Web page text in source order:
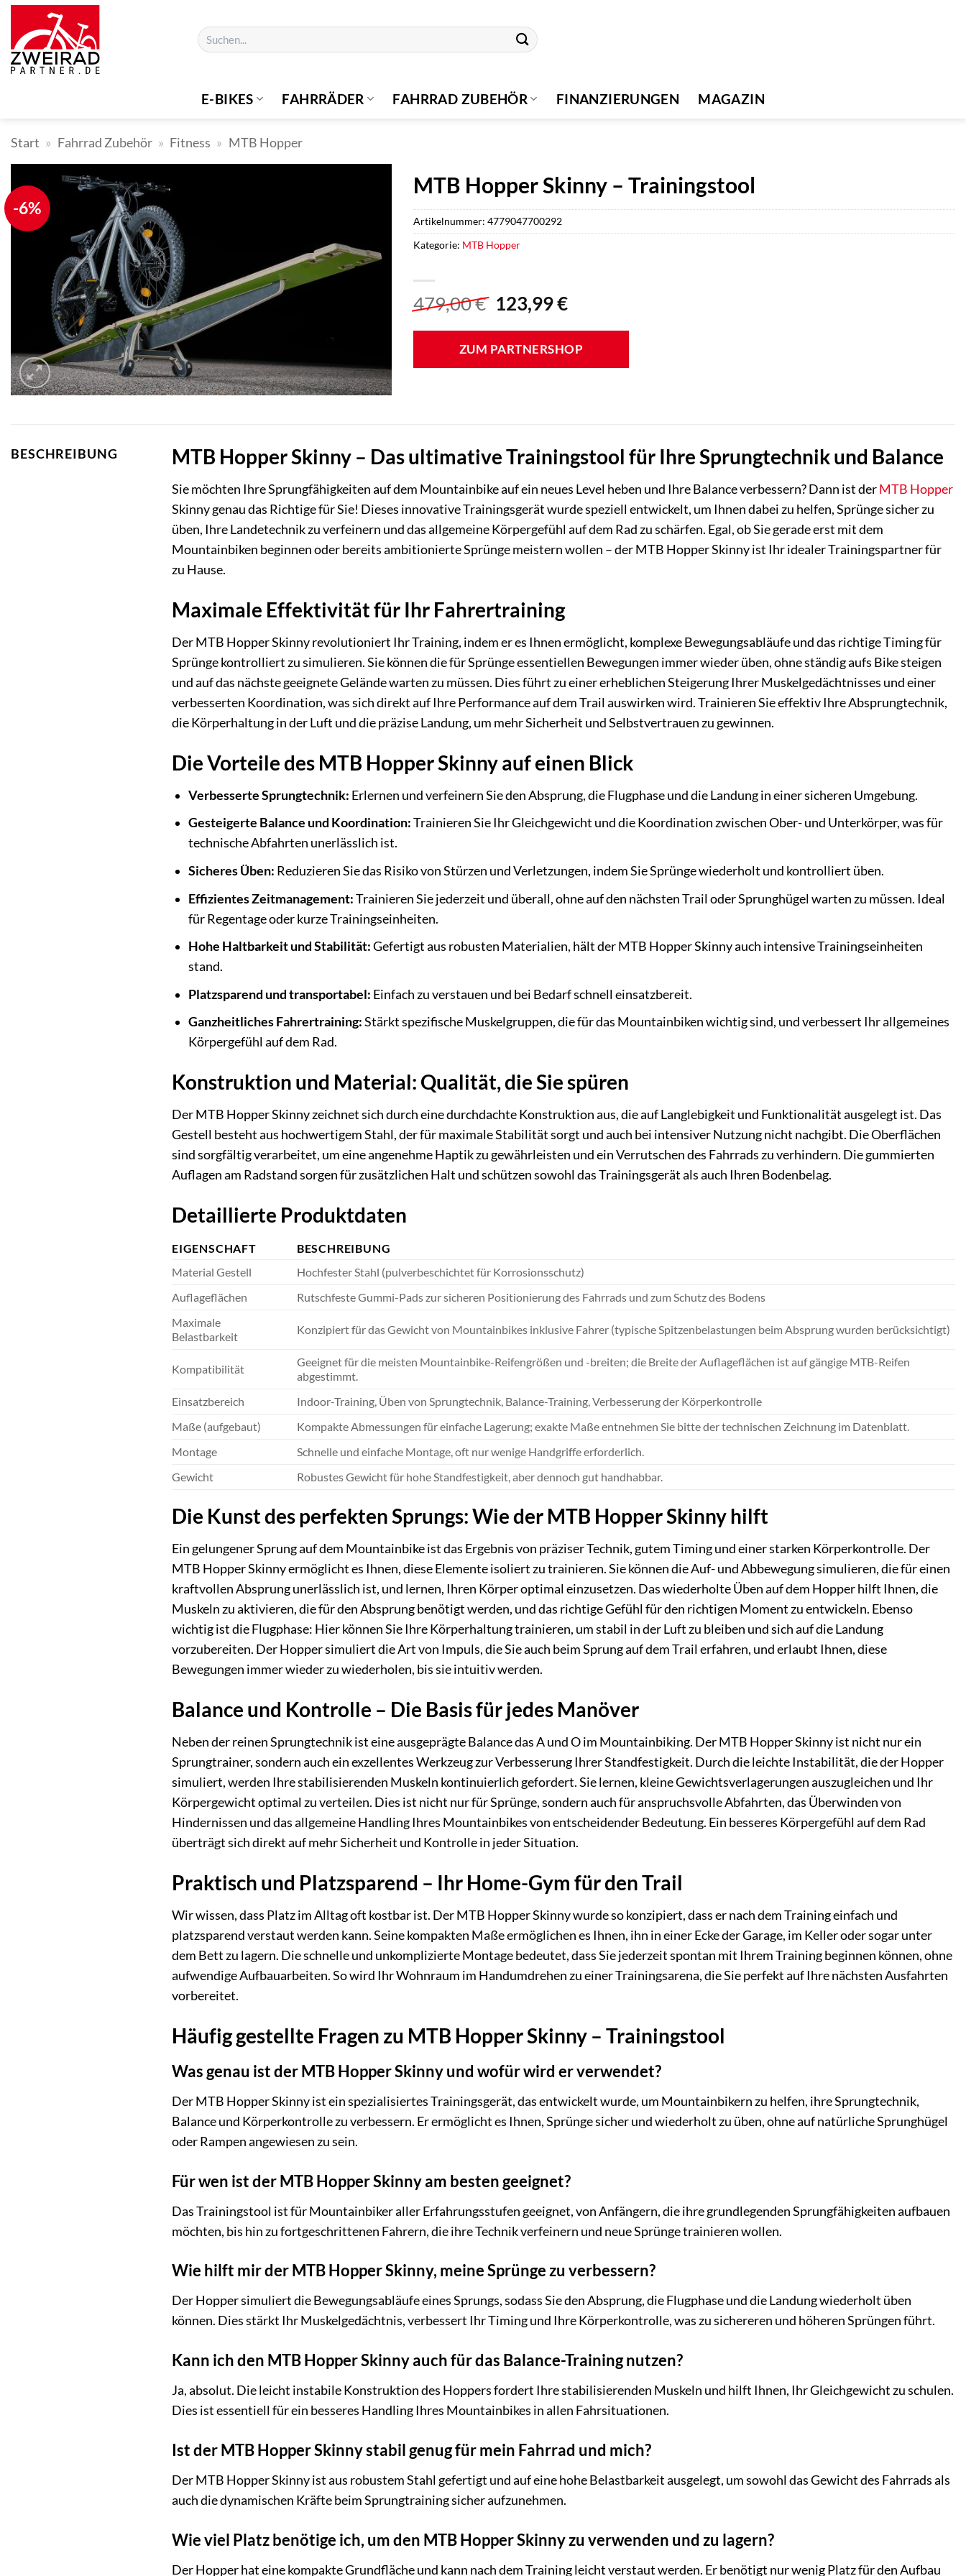
Zum
Inhalt
springen
Suchen
nach:
E-BIKES FAHRRÄDER FAHRRAD ZUBEHÖR FINANZIERUNGEN MAGAZIN
Start » Fahrrad Zubehör » Fitness » MTB Hopper
-6%
MTB Hopper Skinny – Trainingstool
479,00€ Ursprünglicher
war:
479,00 €
123,99€Aktueller
ist:
123,99 €.
ZUM PARTNERSHOP
Artikelnummer: 4779047700292
Kategorie: MTB Hopper
BESCHREIBUNG MTB Hopper Skinny – Das ultimative Trainingstool für Ihre Sprungtechnik und Balance
Sie möchten Ihre Sprungfähigkeiten auf dem Mountainbike auf ein neues Level heben und Ihre Balance verbessern? Dann ist derMTB Hopper
Skinny genau das Richtige für Sie! Dieses innovative Trainingsgerät wurde speziell entwickelt, um Ihnen dabei zu helfen, Sprünge sicher zu
üben, Ihre Landetechnik zu verfeinern und das allgemeine Körpergefühl auf dem Rad zu schärfen. Egal, ob Sie gerade erst mit dem
Mountainbiken beginnen oder bereits ambitionierte Sprünge meistern wollen – der MTB Hopper Skinny ist Ihr idealer Trainingspartner für
zu Hause.
Maximale Effektivität für Ihr Fahrertraining
Der MTB Hopper Skinny revolutioniert Ihr Training, indem er es Ihnen ermöglicht, komplexe Bewegungsabläufe und das richtige Timing für
Sprünge kontrolliert zu simulieren. Sie können die für Sprünge essentiellen Bewegungen immer wieder üben, ohne ständig aufs Bike steigen
und auf das nächste geeignete Gelände warten zu müssen. Dies führt zu einer erheblichen Steigerung Ihrer Muskelgedächtnisses und einer
verbesserten Koordination, was sich direkt auf Ihre Performance auf dem Trail auswirken wird. Trainieren Sie effektiv Ihre Absprungtechnik,
die Körperhaltung in der Luft und die präzise Landung, um mehr Sicherheit und Selbstvertrauen zu gewinnen.
Die Vorteile des MTB Hopper Skinny auf einen Blick
Verbesserte Sprungtechnik: Erlernen und verfeinern Sie den Absprung, die Flugphase und die Landung in einer sicheren Umgebung.
Gesteigerte Balance und Koordination:Trainieren Sie Ihr Gleichgewicht und die Koordination zwischen Ober- und Unterkörper, was für
technische Abfahrten unerlässlich ist.
Sicheres Üben: Reduzieren Sie das Risiko von Stürzen und Verletzungen, indem Sie Sprünge wiederholt und kontrolliert üben.
Effizientes Zeitmanagement:Trainieren Sie jederzeit und überall, ohne auf den nächsten Trail oder Sprunghügel warten zu müssen. Ideal
für Regentage oder kurze Trainingseinheiten.
Hohe Haltbarkeit und Stabilität:Gefertigt aus robusten Materialien, hält der MTB Hopper Skinny auch intensive Trainingseinheiten
stand.
Platzsparend und transportabel: Einfach zu verstauen und bei Bedarf schnell einsatzbereit.
Ganzheitliches Fahrertraining:Stärkt spezifische Muskelgruppen, die für das Mountainbiken wichtig sind, und verbessert Ihr allgemeines
Körpergefühl auf dem Rad.
Konstruktion und Material: Qualität, die Sie spüren
Der MTB Hopper Skinny zeichnet sich durch eine durchdachte Konstruktion aus, die auf Langlebigkeit und Funktionalität ausgelegt ist. Das
Gestell besteht aus hochwertigem Stahl, der für maximale Stabilität sorgt und auch bei intensiver Nutzung nicht nachgibt. Die Oberflächen
sind sorgfältig verarbeitet, um eine angenehme Haptik zu gewährleisten und ein Verrutschen des Fahrrads zu verhindern. Die gummierten
Auflagen am Radstand sorgen für zusätzlichen Halt und schützen sowohl das Trainingsgerät als auch Ihren Bodenbelag.
Detaillierte Produktdaten
EIGENSCHAFT
BESCHREIBUNG
Material Gestell
Hochfester Stahl (pulverbeschichtet für Korrosionsschutz)
Auflageflächen
Rutschfeste Gummi-Pads zur sicheren Positionierung des Fahrrads und zum Schutz des Bodens
Maximale
Belastbarkeit
Konzipiert für das Gewicht von Mountainbikes inklusive Fahrer (typische Spitzenbelastungen beim Absprung wurden berücksichtigt)
Kompatibilität
Geeignet für die meisten Mountainbike-Reifengrößen und -breiten; die Breite der Auflageflächen ist auf gängige MTB-Reifen
abgestimmt.
Einsatzbereich
Indoor-Training, Üben von Sprungtechnik, Balance-Training, Verbesserung der Körperkontrolle
Maße (aufgebaut)
Kompakte Abmessungen für einfache Lagerung; exakte Maße entnehmen Sie bitte der technischen Zeichnung im Datenblatt.
Montage
Schnelle und einfache Montage, oft nur wenige Handgriffe erforderlich.
Gewicht
Robustes Gewicht für hohe Standfestigkeit, aber dennoch gut handhabbar.
Die Kunst des perfekten Sprungs: Wie der MTB Hopper Skinny hilft
Ein gelungener Sprung auf dem Mountainbike ist das Ergebnis von präziser Technik, gutem Timing und einer starken Körperkontrolle. Der
MTB Hopper Skinny ermöglicht es Ihnen, diese Elemente isoliert zu trainieren. Sie können die Auf- und Abbewegung simulieren, die für einen
kraftvollen Absprung unerlässlich ist, und lernen, Ihren Körper optimal einzusetzen. Das wiederholte Üben auf dem Hopper hilft Ihnen, die
Muskeln zu aktivieren, die für den Absprung benötigt werden, und das richtige Gefühl für den richtigen Moment zu entwickeln. Ebenso
wichtig ist die Flugphase: Hier können Sie Ihre Körperhaltung trainieren, um stabil in der Luft zu bleiben und sich auf die Landung
vorzubereiten. Der Hopper simuliert die Art von Impuls, die Sie auch beim Sprung auf dem Trail erfahren, und erlaubt Ihnen, diese
Bewegungen immer wieder zu wiederholen, bis sie intuitiv werden.
Balance und Kontrolle – Die Basis für jedes Manöver
Neben der reinen Sprungtechnik ist eine ausgeprägte Balance das A und O im Mountainbiking. Der MTB Hopper Skinny ist nicht nur ein
Sprungtrainer, sondern auch ein exzellentes Werkzeug zur Verbesserung Ihrer Standfestigkeit. Durch die leichte Instabilität, die der Hopper
simuliert, werden Ihre stabilisierenden Muskeln kontinuierlich gefordert. Sie lernen, kleine Gewichtsverlagerungen auszugleichen und Ihr
Körpergewicht optimal zu verteilen. Dies ist nicht nur für Sprünge, sondern auch für anspruchsvolle Abfahrten, das Überwinden von
Hindernissen und das allgemeine Handling Ihres Mountainbikes von entscheidender Bedeutung. Ein besseres Körpergefühl auf dem Rad
überträgt sich direkt auf mehr Sicherheit und Kontrolle in jeder Situation.
Praktisch und Platzsparend – Ihr Home-Gym für den Trail
Wir wissen, dass Platz im Alltag oft kostbar ist. Der MTB Hopper Skinny wurde so konzipiert, dass er nach dem Training einfach und
platzsparend verstaut werden kann. Seine kompakten Maße ermöglichen es Ihnen, ihn in einer Ecke der Garage, im Keller oder sogar unter
dem Bett zu lagern. Die schnelle und unkomplizierte Montage bedeutet, dass Sie jederzeit spontan mit Ihrem Training beginnen können, ohne
aufwendige Aufbauarbeiten. So wird Ihr Wohnraum im Handumdrehen zu einer Trainingsarena, die Sie perfekt auf Ihre nächsten Ausfahrten
vorbereitet.
Häufig gestellte Fragen zu MTB Hopper Skinny – Trainingstool
Was genau ist der MTB Hopper Skinny und wofür wird er verwendet?
Der MTB Hopper Skinny ist ein spezialisiertes Trainingsgerät, das entwickelt wurde, um Mountainbikern zu helfen, ihre Sprungtechnik,
Balance und Körperkontrolle zu verbessern. Er ermöglicht es Ihnen, Sprünge sicher und wiederholt zu üben, ohne auf natürliche Sprunghügel
oder Rampen angewiesen zu sein.
Für wen ist der MTB Hopper Skinny am besten geeignet?
Das Trainingstool ist für Mountainbiker aller Erfahrungsstufen geeignet, von Anfängern, die ihre grundlegenden Sprungfähigkeiten aufbauen
möchten, bis hin zu fortgeschrittenen Fahrern, die ihre Technik verfeinern und neue Sprünge trainieren wollen.
Wie hilft mir der MTB Hopper Skinny, meine Sprünge zu verbessern?
Der Hopper simuliert die Bewegungsabläufe eines Sprungs, sodass Sie den Absprung, die Flugphase und die Landung wiederholt üben
können. Dies stärkt Ihr Muskelgedächtnis, verbessert Ihr Timing und Ihre Körperkontrolle, was zu sichereren und höheren Sprüngen führt.
Kann ich den MTB Hopper Skinny auch für das Balance-Training nutzen?
Ja, absolut. Die leicht instabile Konstruktion des Hoppers fordert Ihre stabilisierenden Muskeln und hilft Ihnen, Ihr Gleichgewicht zu schulen.
Dies ist essentiell für ein besseres Handling Ihres Mountainbikes in allen Fahrsituationen.
Ist der MTB Hopper Skinny stabil genug für mein Fahrrad und mich?
Der MTB Hopper Skinny ist aus robustem Stahl gefertigt und auf eine hohe Belastbarkeit ausgelegt, um sowohl das Gewicht des Fahrrads als
auch die dynamischen Kräfte beim Sprungtraining sicher aufzunehmen.
Wie viel Platz benötige ich, um den MTB Hopper Skinny zu verwenden und zu lagern?
Der Hopper hat eine kompakte Grundfläche und kann nach dem Training leicht verstaut werden. Er benötigt nur wenig Platz für den Aufbau